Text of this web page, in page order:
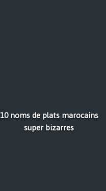
10 noms de plats marocains
super bizarres